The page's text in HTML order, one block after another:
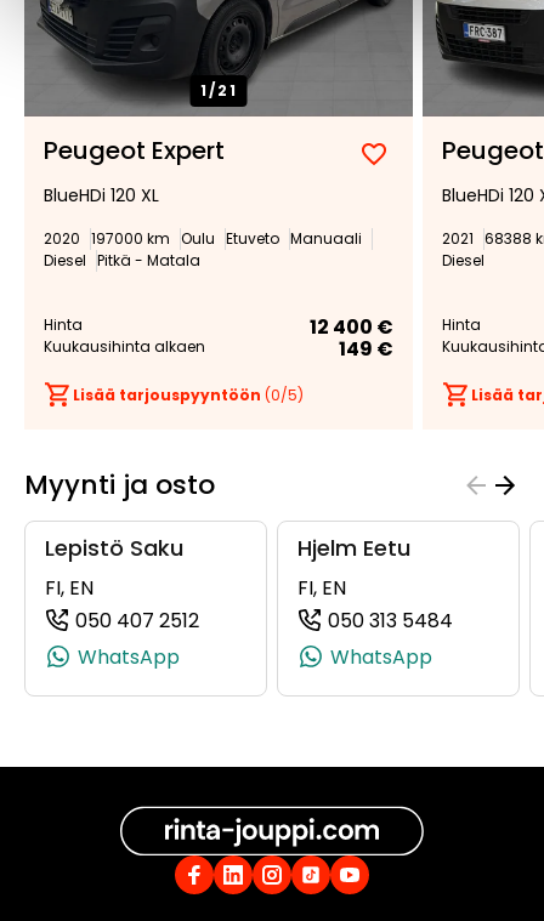
1/21
Peugeot Expert
Lisää
suosikiksi
Poista
suosikeista
BlueHDi 120 XL
2020 197000 km Oulu Etuveto Manuaali
Diesel Pitkä - Matala
Hinta 12 400 €
Kuukausihinta alkaen 149 €
Lisää tarjouspyyntöön (0/5)
BlueHDi 120
2021 68388
Diesel
Hinta
Lisää
Myynti ja osto
Lepistö Saku
FI, EN
050 407 2512
(+358504072512, 0504072512,
WhatsApp
Hjelm Eetu
FI, EN
050 313 5484
WhatsApp